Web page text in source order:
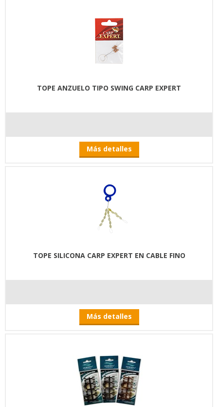
TOPE ANZUELO TIPO SWING CARP EXPERT
Más detalles
TOPE SILICONA CARP EXPERT EN CABLE FINO
Más detalles